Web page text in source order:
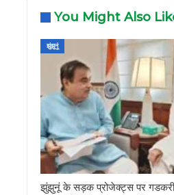
You Might Also
झुंझुनूं
झुंझुनूं के सड़क प्रोजेक्ट्स पर